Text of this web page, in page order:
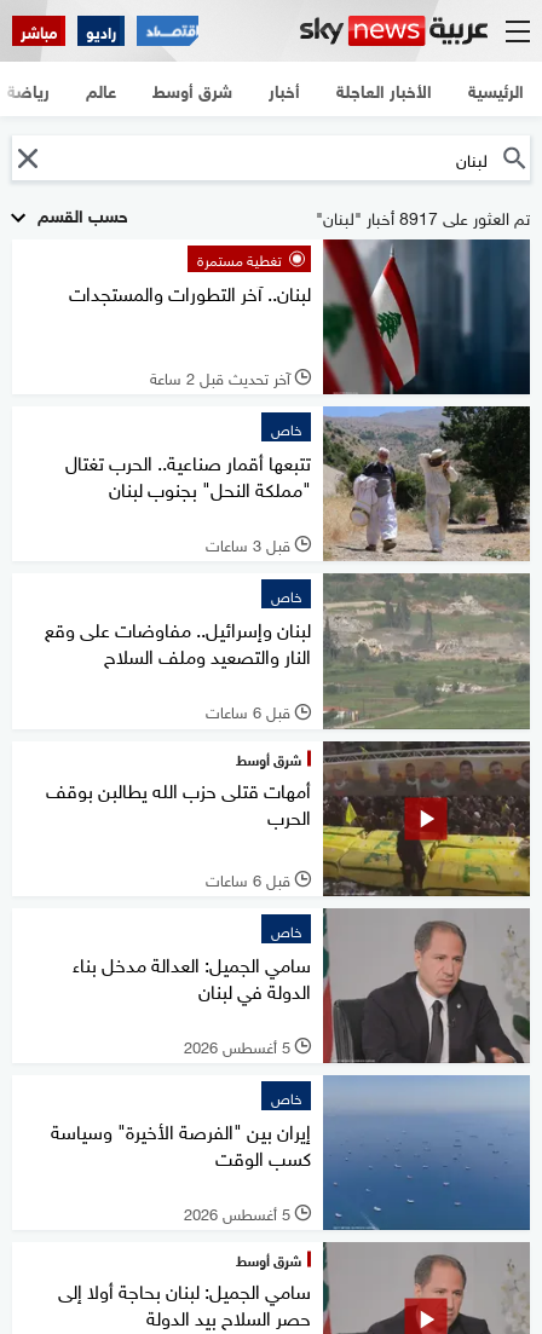
راديو مباشر
الرئيسية الأخبار العاجلة أخبار شرق أوسط عالم رياضة
حسب القسم تم العثور على 8917 أخبار "لبنان"
تغطية مستمرة
لبنان.. آخر التطورات والمستجدات
l آخر تحديث قبل 2 ساعة
خاص
تتبعها أقمار صناعية.. الحرب تغتال
"مملكة النحل" بجنوب لبنان
l قبل 3 ساعات
خاص
لبنان وإسرائيل.. مفاوضات على وقع
النار والتصعيد وملف السلاح
l قبل 6 ساعات
شرق أوسط
أمهات قتلى حزب الله يطالبن بوقف
الحرب
l قبل 6 ساعات
خاص
سامي الجميل: العدالة مدخل بناء
الدولة في لبنان
l 5 أغسطس 2026
خاص
إيران بين "الفرصة الأخيرة" وسياسة
كسب الوقت
l 5 أغسطس 2026
شرق أوسط
سامي الجميل: لبنان بحاجة أولا إلى
حصر السلاح بيد الدولة